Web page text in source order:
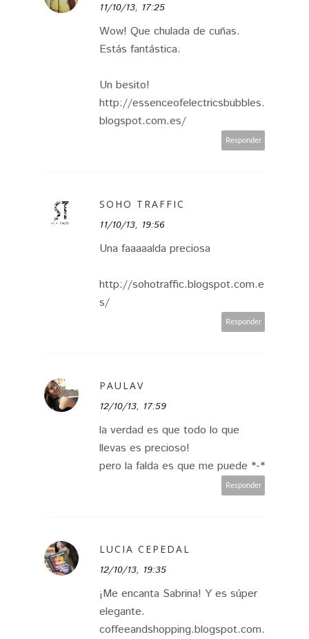
11/10/13, 17:25
Wow! Que chulada de cuñas.
Estás fantástica.
Un besito!
http://essenceofelectricsbubbles.
blogspot.com.es/
Responder
SOHO TRAFFIC
11/10/13, 19:56
Una faaaaalda preciosa
http://sohotraffic.blogspot.com.e
s/
Responder
PAULAV
12/10/13, 17:59
la verdad es que todo lo que
llevas es precioso!
pero la falda es que me puede *-*
Responder
LUCIA CEPEDAL
12/10/13, 19:35
¡Me encanta Sabrina! Y es súper
elegante.
coffeeandshopping.blogspot.com.